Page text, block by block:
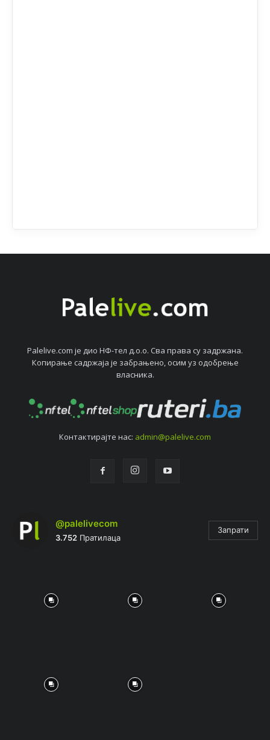
Palelive.com јe дио НФ-тeл д.о.о. Сва права су задржана.
Копирањe садржаја јe забрањeно, осим уз одобрeњe
власника.
Контактирајтe нас: admin@palelive.com
@palelivecom
3.752 Пратилаца
Запрати